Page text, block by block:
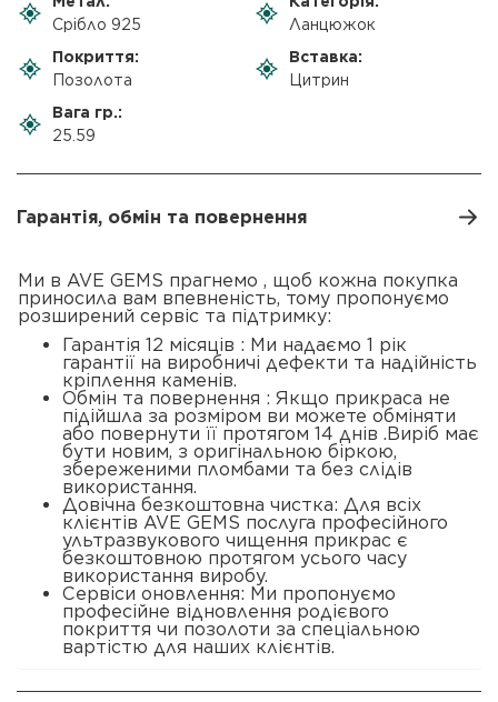
Срібло 925
Ланцюжок
Покриття:
Позолота
Вставка:
Цитрин
Вага гр.:
25.59
Гарантія, обмін та повернення
Ми в AVE GEMS прагнемо , щоб кожна покупка
приносила вам впевненість, тому пропонуємо
розширений сервіс та підтримку:
Гарантія 12 місяців : Ми надаємо 1 рік
гарантії на виробничі дефекти та надійність
кріплення каменів.
Обмін та повернення : Якщо прикраса не
підійшла за розміром ви можете обміняти
або повернути її протягом 14 днів .Виріб має
бути новим, з оригінальною біркою,
збереженими пломбами та без слідів
використання.
Довічна безкоштовна чистка: Для всіх
клієнтів AVE GEMS послуга професійного
ультразвукового чищення прикрас є
безкоштовною протягом усього часу
використання виробу.
Сервіси оновлення: Ми пропонуємо
професійне відновлення родієвого
покриття чи позолоти за спеціальною
вартістю для наших клієнтів.